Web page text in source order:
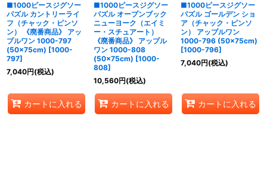
■1000ピースジグソー
パズル カントリーライ
フ（チャック・ピンソ
ン） 《廃番商品》 アッ
プルワン 1000-797
(50×75cm) [1000-
797]
7,040円(税込)
カートに入れる
■1000ピースジグソー
パズル オープンブック
ニューヨーク（エイミ
ー・スチュアート）
《廃番商品》 アップル
ワン 1000-808
(50×75cm) [1000-
808]
10,560円(税込)
カートに入れる
■1000ピースジグソー
パズル ゴールデン ショ
ア（チャック・ピンソ
ン） アップルワン
1000-796 (50×75cm)
[1000-796]
7,040円(税込)
カートに入れる